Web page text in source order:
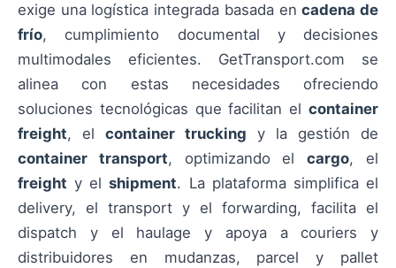
exige una logística integrada basada encadena de
frío, cumplimiento documental y decisiones
multimodales eficientes. GetTransport.com se
alinea con estas necesidades ofreciendo
soluciones tecnológicas que facilitan el container
freight, el container trucking y la gestión de
container transport, optimizando elcargo, el
freight y elshipment. La plataforma simplifica el
delivery, el transport y el forwarding, facilita el
dispatch y el haulage y apoya a couriers y
distribuidores en mudanzas, parcel y pallet